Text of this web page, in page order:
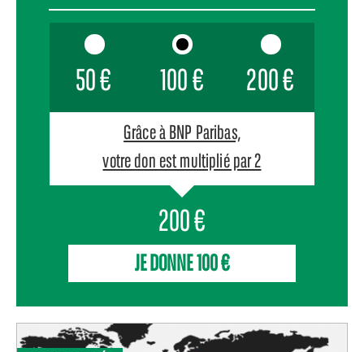
50 € 100 € 200 €
Grâce à BNP Paribas,
votre don est multiplié par 2
200€
JE DONNE100€